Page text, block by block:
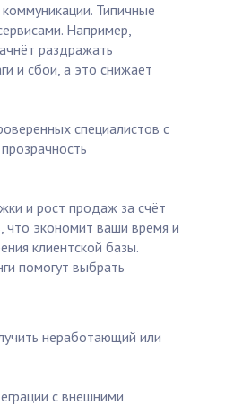
Типичные
Например,
раздражать
и сбои, а это снижает
специалистов с
и рост продаж за счёт
что экономит ваши время и
клиентской базы.
помогут выбрать
неработающий или
с внешними